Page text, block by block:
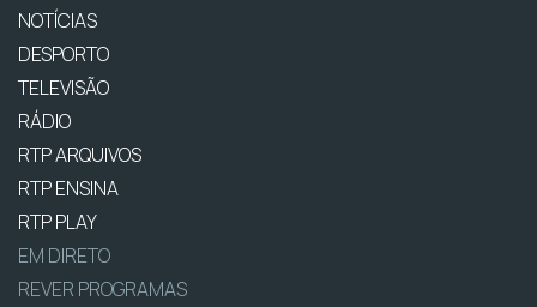
NOTÍCIAS
DESPORTO
TELEVISÃO
RÁDIO
RTP ARQUIVOS
RTP ENSINA
RTP PLAY
EM DIRETO
REVER PROGRAMAS